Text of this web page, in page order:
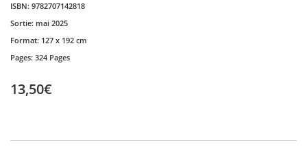
ISBN: 9782707142818
Sortie: mai 2025
Format: 127 x 192 cm
Pages: 324 Pages
13,50€